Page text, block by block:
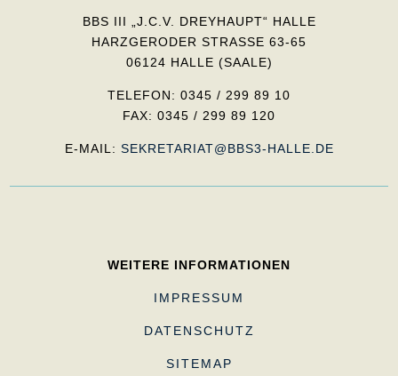
BBS III „J.C.V. DREYHAUPT“ HALLE
HARZGERODER STRASSE 63-65
06124 HALLE (SAALE)
TELEFON: 0345 / 299 89 10
FAX: 0345 / 299 89 120
E-MAIL: SEKRETARIAT@BBS3-HALLE.DE
WEITERE INFORMATIONEN
IMPRESSUM
DATENSCHUTZ
SITEMAP